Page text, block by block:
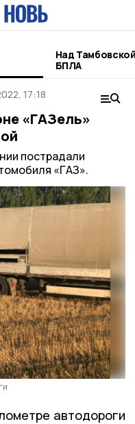
Над
БПЛА
17:18
«ГАЗель»
пострадали
«ГАЗ».
автодороги